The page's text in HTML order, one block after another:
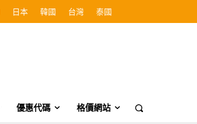
日本 韓國 台灣 泰國
優惠代碼 格價網站